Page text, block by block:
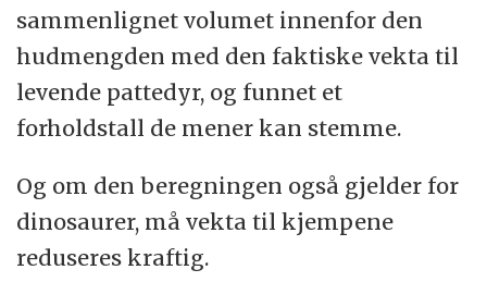
sammenlignet volumet innenfor den
hudmengden med den faktiske vekta til
levende pattedyr, og funnet et
forholdstall de mener kan stemme.
Og om den beregningen også gjelder for
dinosaurer, må vekta til kjempene
reduseres kraftig.